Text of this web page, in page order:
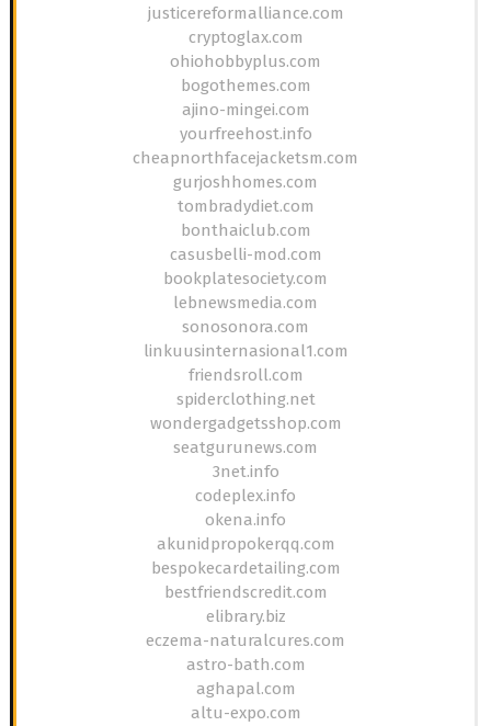
justicereformalliance.com
cryptoglax.com
ohiohobbyplus.com
bogothemes.com
ajino-mingei.com
yourfreehost.info
cheapnorthfacejacketsm.com
gurjoshhomes.com
tombradydiet.com
bonthaiclub.com
casusbelli-mod.com
bookplatesociety.com
lebnewsmedia.com
sonosonora.com
linkuusinternasional1.com
friendsroll.com
spiderclothing.net
wondergadgetsshop.com
seatgurunews.com
3net.info
codeplex.info
okena.info
akunidpropokerqq.com
bespokecardetailing.com
bestfriendscredit.com
elibrary.biz
eczema-naturalcures.com
astro-bath.com
aghapal.com
altu-expo.com